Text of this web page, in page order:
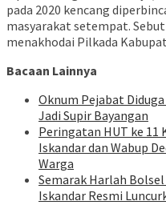
pada 2020 kencang
masyarakat setempat.
menakhodai Pilkada
Bacaan Lainnya
Oknum Pejabat
Jadi Supir Bayangan
Peringatan HUT ke 11
Iskandar dan Wabup
Warga
Semarak Harlah
Iskandar Resmi